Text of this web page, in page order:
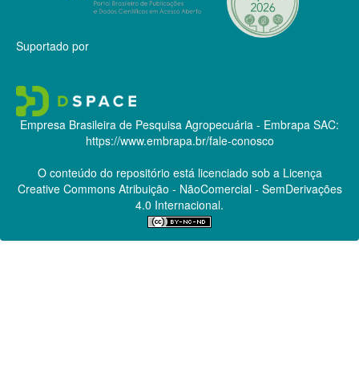
Suportado por
Empresa Brasileira de Pesquisa Agropecuária - Embrapa SAC:
https://www.embrapa.br/fale-conosco
O conteúdo do repositório está licenciado sob a Licença
Creative CommonsAtribuição - NãoComercial - SemDerivações
4.0 Internacional.